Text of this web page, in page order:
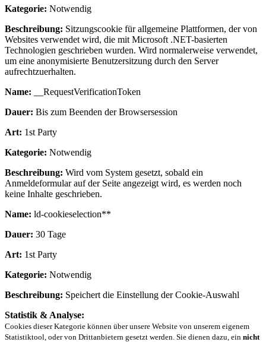
Kategorie: Notwendig
Beschreibung: Sitzungscookie für allgemeine Plattformen, der von
Websites verwendet wird, die mit Microsoft .NET-basierten
Technologien geschrieben wurden. Wird normalerweise verwendet,
um eine anonymisierte Benutzersitzung durch den Server
aufrechtzuerhalten.
Name: __RequestVerificationToken
Dauer: Bis zum Beenden der Browsersession
Art: 1st Party
Kategorie: Notwendig
Beschreibung: Wird vom System gesetzt, sobald ein
Anmeldeformular auf der Seite angezeigt wird, es werden noch
keine Inhalte geschrieben.
Name: ld-cookieselection**
Dauer: 30 Tage
Art: 1st Party
Kategorie: Notwendig
Beschreibung: Speichert die Einstellung der Cookie-Auswahl
Statistik & Analyse:
Cookies dieser Kategorie können über unsere Website von unserem eigenem
Statistiktool, oder von Drittanbietern gesetzt werden. Sie dienen dazu, ein nicht